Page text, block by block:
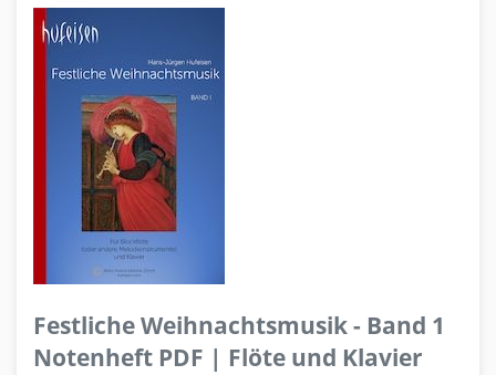
Festliche Weihnachtsmusik - Band 1
Notenheft PDF | Flöte und Klavier